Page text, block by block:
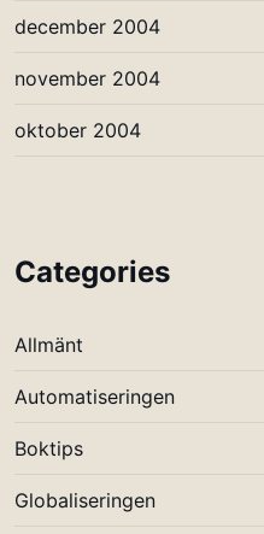
december 2004
november 2004
oktober 2004
Categories
Allmänt
Automatiseringen
Boktips
Globaliseringen